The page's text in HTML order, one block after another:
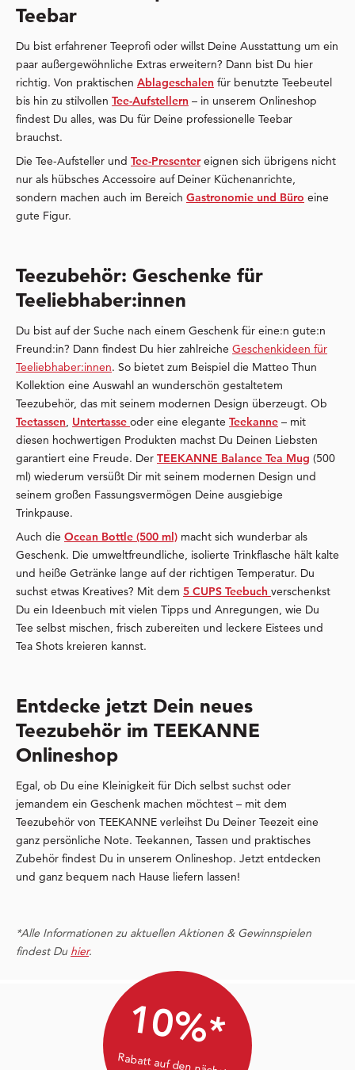
Teebar
Du bist erfahrener Teeprofi oder willst Deine Ausstattung um ein
paar außergewöhnliche Extras erweitern? Dann bist Du hier
richtig. Von praktischen Ablageschalen für benutzte Teebeutel
bis hin zu stilvollen Tee-Aufstellern – in unserem Onlineshop
findest Du alles, was Du für Deine professionelle Teebar
brauchst.
Die Tee-Aufsteller und Tee-Presentereignen sich übrigens nicht
nur als hübsches Accessoire auf Deiner Küchenanrichte,
sondern machen auch im Bereich Gastronomie und Büro eine
gute Figur.
Teezubehör: Geschenke für
Teeliebhaber:innen
Du bist auf der Suche nach einem Geschenk für eine:n gute:n
Freund:in? Dann findest Du hier zahlreiche Geschenkideen für
Teeliebhaber:innen. So bietet zum Beispiel die Matteo Thun
Kollektion eine Auswahl an wunderschön gestaltetem
Teezubehör, das mit seinem modernen Design überzeugt. Ob
Teetassen, Untertasse oder eine elegante Teekanne – mit
diesen hochwertigen Produkten machst Du Deinen Liebsten
garantiert eine Freude. Der TEEKANNE Balance Tea Mug (500
ml) wiederum versüßt Dir mit seinem modernen Design und
seinem großen Fassungsvermögen Deine ausgiebige
Trinkpause.
Auch die Ocean Bottle (500 ml) macht sich wunderbar als
Geschenk. Die umweltfreundliche, isolierte Trinkflasche hält kalte
und heiße Getränke lange auf der richtigen Temperatur. Du
suchst etwas Kreatives? Mit dem 5 CUPS Teebuch verschenkst
Du ein Ideenbuch mit vielen Tipps und Anregungen, wie Du
Tee selbst mischen, frisch zubereiten und leckere Eistees und
Tea Shots kreieren kannst.
Entdecke jetzt Dein neues
Teezubehör im TEEKANNE
Onlineshop
Egal, ob Du eine Kleinigkeit für Dich selbst suchst oder
jemandem ein Geschenk machen möchtest – mit dem
Teezubehör von TEEKANNE verleihst Du Deiner Teezeit eine
ganz persönliche Note. Teekannen, Tassen und praktisches
Zubehör findest Du in unserem Onlineshop. Jetzt entdecken
und ganz bequem nach Hause liefern lassen!
*Alle Informationen zu aktuellen Aktionen & Gewinnspielen
findest Du hier.
10%*